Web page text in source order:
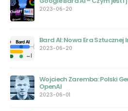
2023-06-20
Bard AI: Nowa Era Sztucznej
2023-06-20
Wojciech Zaremba: Polski
OpenAI
2023-06-01